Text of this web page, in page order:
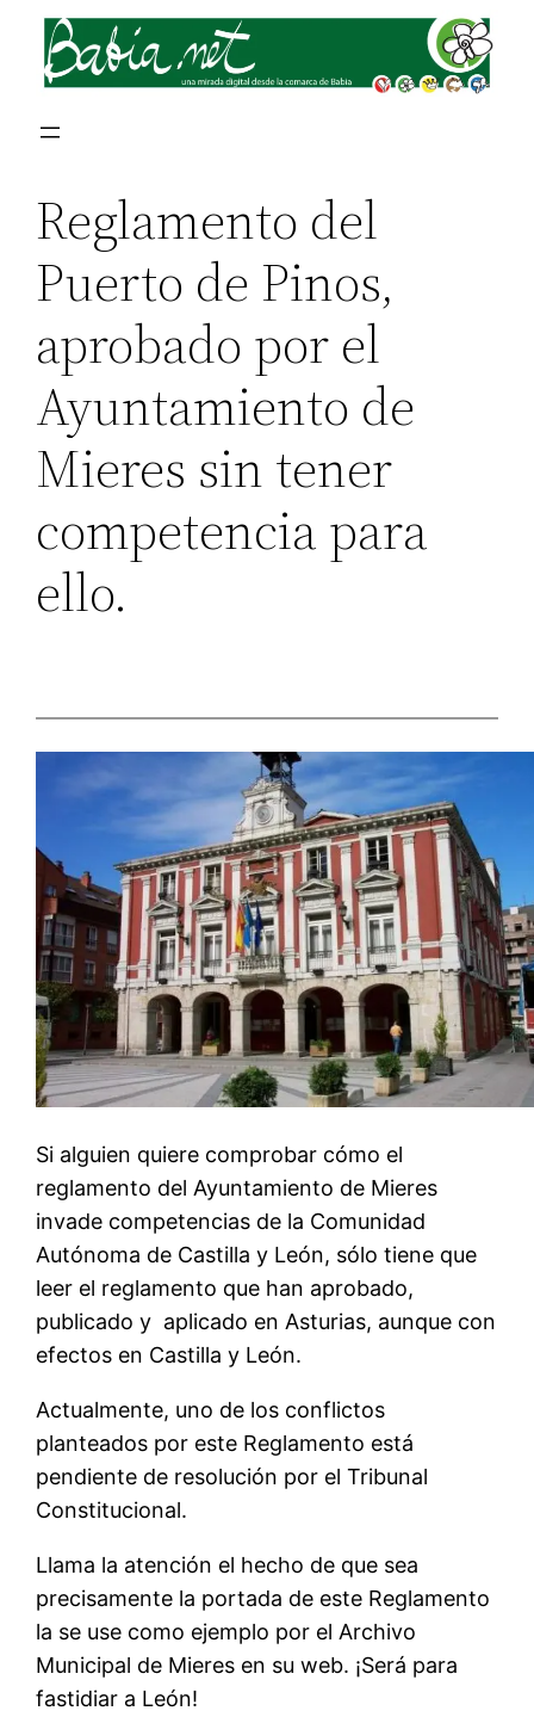
Reglamento del
Puerto de Pinos,
aprobado por el
Ayuntamiento de
Mieres sin tener
competencia para
ello.
Si alguien quiere comprobar cómo el
reglamento del Ayuntamiento de Mieres
invade competencias de la Comunidad
Autónoma de Castilla y León, sólo tiene que
leer el reglamento que han aprobado,
publicado y aplicado en Asturias, aunque con
efectos en Castilla y León.
Actualmente, uno de los conflictos
planteados por este Reglamento está
pendiente de resolución por el Tribunal
Constitucional.
Llama la atención el hecho de que sea
precisamente la portada de este Reglamento
la se use como ejemplo por el Archivo
Municipal de Mieres en su web. ¡Será para
fastidiar a León!